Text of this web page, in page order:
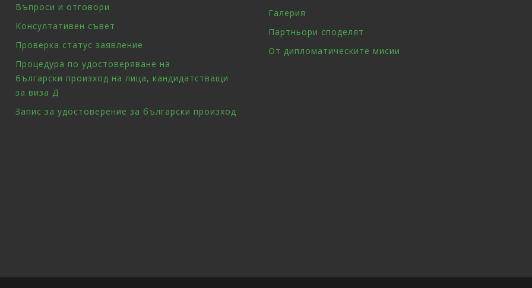
Въпроси и отговори
Консултативен съвет
Проверка статус заявление
Процедура по удостоверяване на
български произход на лица, кандидатстващи
за виза Д
Запис за удостоверение за български произход
Галерия
Партньори споделят
От дипломатическите мисии